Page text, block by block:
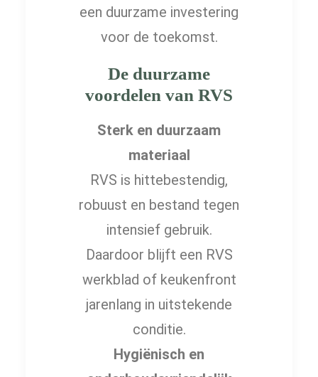
een duurzame investering
voor de toekomst.
De duurzame
voordelen van RVS
Sterk en duurzaam
materiaal
RVS is hittebestendig,
robuust en bestand tegen
intensief gebruik.
Daardoor blijft een RVS
werkblad of keukenfront
jarenlang in uitstekende
conditie.
Hygiënisch en